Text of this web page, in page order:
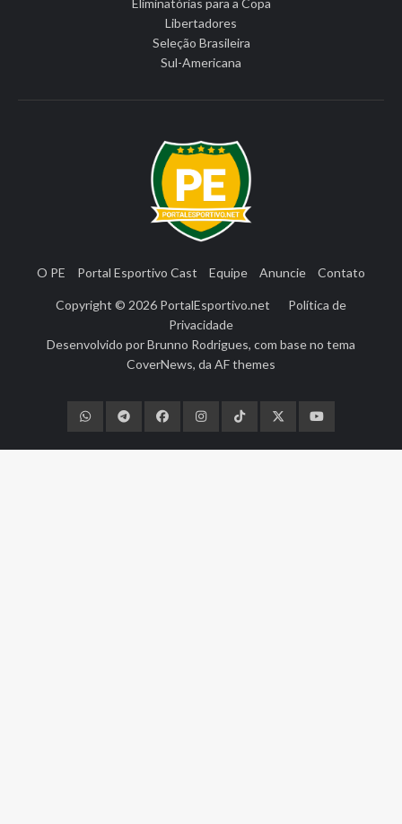
Libertadores
Seleção Brasileira
Sul-Americana
O PE Portal Esportivo Cast Equipe Anuncie Contato
Copyright © 2026 PortalEsportivo.net
Política de
Privacidade
Desenvolvido porBrunno Rodrigues, com base no tema
CoverNews, da AF themes